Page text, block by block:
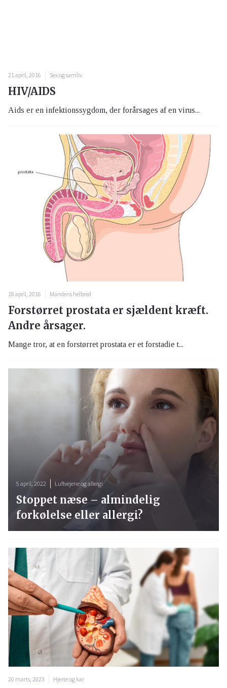
21 april, 2016 Sex og samliv
HIV/AIDS
Aids er en infektionssygdom, der forårsages af en virus...
18 april, 2016 Mandens helbred
Forstørret prostata er sjældent kræft.
Andre årsager.
Mange tror, at en forstørret prostata er et forstadie t...
20 marts, 2023 Hjerte og kar
5 april, 2022 Luftvejene og allergi
Stoppet næse – almindelig
forkølelse eller allergi?